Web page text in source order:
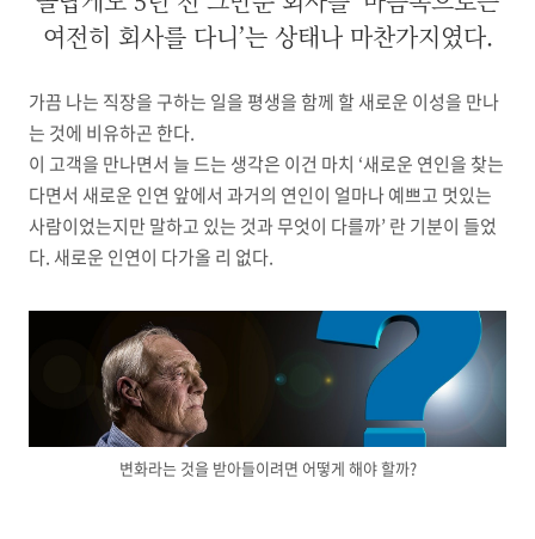
여전히 회사를 다니’는 상태나 마찬가지였다.
가끔 나는 직장을 구하는 일을 평생을 함께 할 새로운 이성을 만나
는 것에 비유하곤 한다.
이 고객을 만나면서 늘 드는 생각은 이건 마치 ‘새로운 연인을 찾는
다면서 새로운 인연 앞에서 과거의 연인이 얼마나 예쁘고 멋있는
사람이었는지만 말하고 있는 것과 무엇이 다를까’란 기분이 들었
다. 새로운 인연이 다가올 리 없다.
변화라는 것을 받아들이려면 어떻게 해야 할까?